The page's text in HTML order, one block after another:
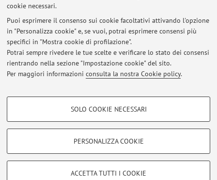
cookie necessari.
Puoi esprimere il consenso sui cookie facoltativi attivando l'opzione
in "Personalizza cookie" e, se vuoi, potrai esprimere consensi più
specifici in "Mostra cookie di profilazione".
Potrai sempre rivedere le tue scelte e verificare lo stato dei consensi
rientrando nella sezione "Impostazione cookie" del sito.
Per maggiori informazioni consulta la nostra Cookie policy.
COOKIE DI PROFILAZIONE - FACOLTATIVI
COOKIE TECNICI - NECESSARI
SOLO COOKIE NECESSARI
PERSONALIZZA COOKIE
ACCETTA TUTTI I COOKIE
Ultimi avvisi
Al momento non sono presenti avvisi.
Area riservata
Accedi tramiteloginper gestire tutti i contenuti del sito.
Zamboni, 33 - 40126 Bologna - Partita IVA: 01131710376